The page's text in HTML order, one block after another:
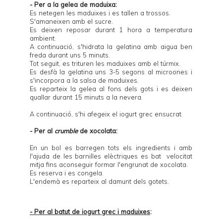
- Per a la gelea de maduixa:
Es netegen les maduixes i es tallen a trossos.
S'amaneixen amb el sucre.
Es deixen reposar durant 1 hora a temperatura
ambient.
A continuació, s'hidrata la gelatina amb aigua ben
freda durant uns 5 minuts.
Tot seguit, es trituren les maduixes amb el túrmix.
Es desfà la gelatina uns 3-5 segons al microones i
s'incorpora a la salsa de maduixes.
Es reparteix la gelea al fons dels gots i es deixen
quallar durant 15 minuts a la nevera.
A continuació, s'hi afegeix el iogurt grec ensucrat.
- Per al crumblede xocolata:
En un bol es barregen tots els ingredients i amb
l'ajuda de les barnilles elèctriques es bat velocitat
mitja fins aconseguir formar l'engrunat de xocolata.
Es reserva i es congela.
L'endemà es reparteix al damunt dels gotets.
- Per al batut de iogurt grec i maduixes: